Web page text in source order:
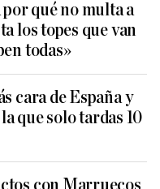
qué no multa a
los topes que van
todas»
cara de España y
que solo tardas 10